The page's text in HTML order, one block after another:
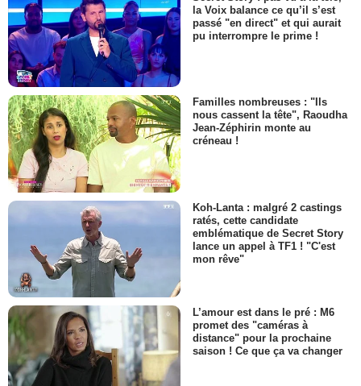
la Voix balance ce qu’il s’est
passé "en direct" et qui aurait
pu interrompre le prime !
Familles nombreuses : "Ils
nous cassent la tête", Raoudha
Jean-Zéphirin monte au
créneau !
Koh-Lanta : malgré 2 castings
ratés, cette candidate
emblématique de Secret Story
lance un appel à TF1 ! "C'est
mon rêve"
L’amour est dans le pré : M6
promet des "caméras à
distance" pour la prochaine
saison ! Ce que ça va changer